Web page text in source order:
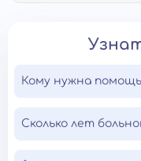
Кому нужна
Сколько лет